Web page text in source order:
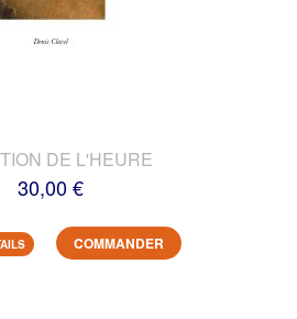
DE L'HEURE
30,00 €
COMMANDER